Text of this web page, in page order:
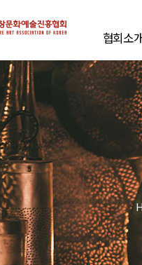
협회소
이사장 인
연혁
CI
강사안내
오시는 길